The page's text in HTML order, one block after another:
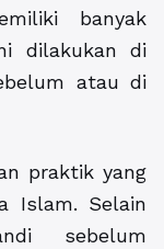
banyak
dilakukan di
atau di
praktik yang
Islam. Selain
sebelum